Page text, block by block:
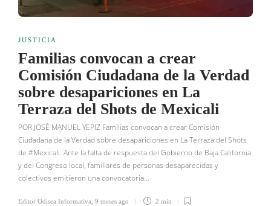
JUSTICIA
Familias convocan a crear
Comisión Ciudadana de la Verdad
sobre desapariciones en La
Terraza del Shots de Mexicali
POR JOSÉ MANUEL YEPIZ Familias convocan a crear Comisión
Ciudadana de la Verdad sobre desapariciones en La Terraza del Shots
de #Mexicali. Ante la falta de respuesta del Gobierno de Baja California
y del Congreso local, familiares de personas desaparecidas y
colectivos emitieron una convocatoria…
Editor Odisea Informativa 9 meses ago 2 min